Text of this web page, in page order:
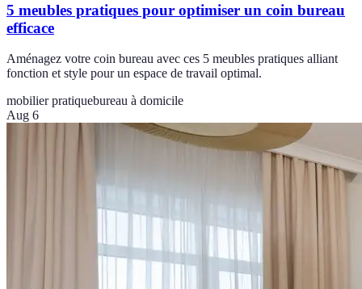
5 meubles pratiques pour optimiser un coin bureau
efficace
Aménagez votre coin bureau avec ces 5 meubles pratiques alliant
fonction et style pour un espace de travail optimal.
mobilier pratiquebureau à domicile
Aug 6